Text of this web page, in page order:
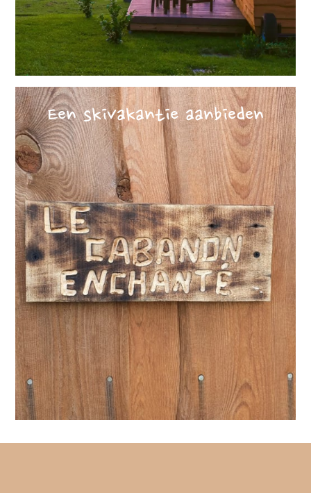
Een skivakantie aanbieden